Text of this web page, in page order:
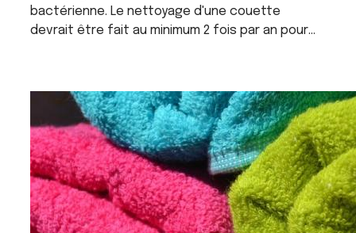
bactérienne. Le nettoyage d'une couette
devrait être fait au minimum 2 fois par an pour
les couettes souillées (sang, urine, vomis...) et
les couettes très sale ( poils d'animaux...). 35
euros